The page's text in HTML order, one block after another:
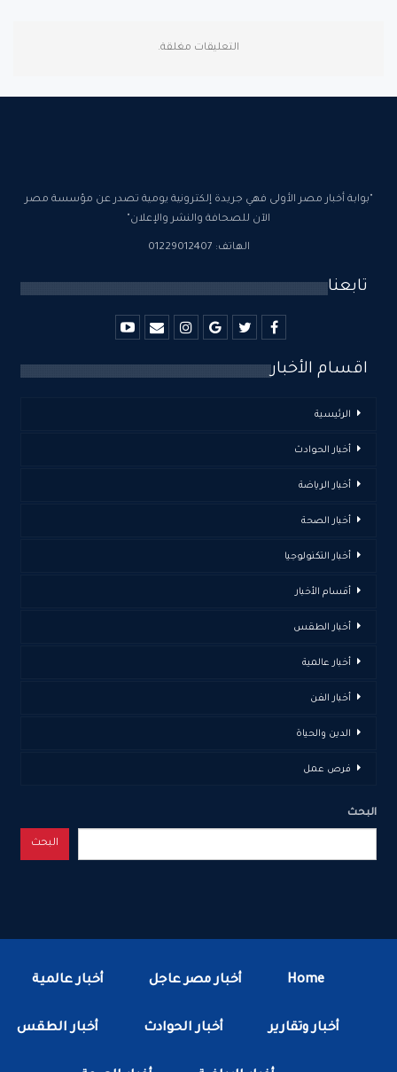
التعليقات مغلقة.
"بوابة أخبار مصر الأولى فهي جريدة إلكترونية يومية تصدر عن مؤسسة مصر
الآن للصحافة والنشر والإعلان"
الهاتف: 01229012407
تابعنا
اقسام الأخبار
الرئيسية
أخبار الحوادث
أخبار الرياضة
أخبار الصحة
أخبار التكنولوجيا
أقسام الأخبار
أخبار الطقس
أخبار عالمية
أخبار الفن
الدين والحياة
فرص عمل
البحث
البحث
Home أخبار مصر عاجل أخبار عالمية
أخبار وتقارير أخبار الحوادث أخبار الطقس